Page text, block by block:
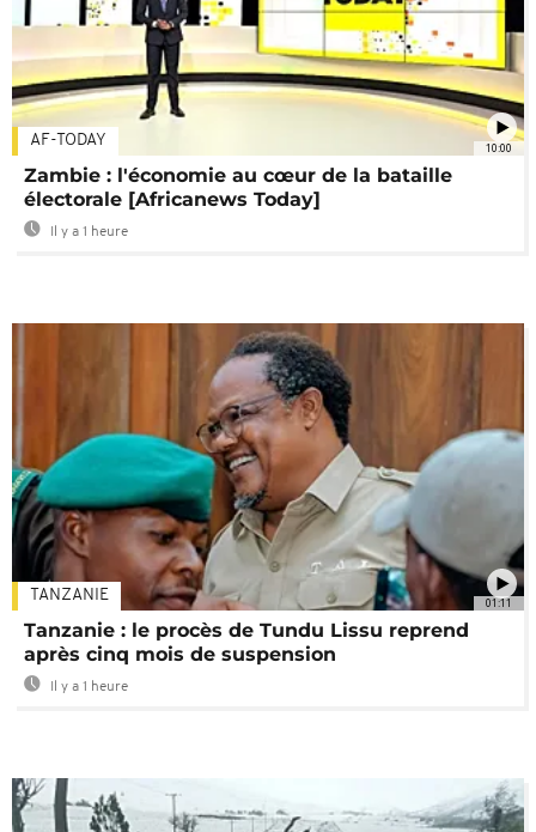
10:00
AF-TODAY
Zambie : l'économie au cœur de la bataille
électorale [Africanews Today]
Il y a 1 heure
01:11
TANZANIE
Tanzanie : le procès de Tundu Lissu reprend
après cinq mois de suspension
Il y a 1 heure